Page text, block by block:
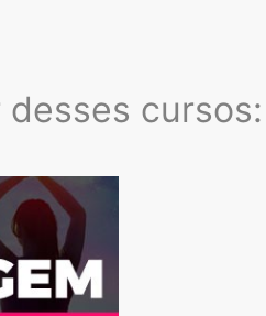
cursos: